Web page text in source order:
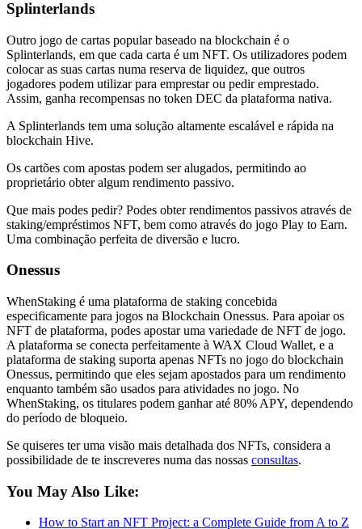
Splinterlands
Outro jogo de cartas popular baseado na blockchain é o
Splinterlands, em que cada carta é um NFT. Os utilizadores podem
colocar as suas cartas numa reserva de liquidez, que outros
jogadores podem utilizar para emprestar ou pedir emprestado.
Assim, ganha recompensas no token DEC da plataforma nativa.
A Splinterlands tem uma solução altamente escalável e rápida na
blockchain Hive.
Os cartões com apostas podem ser alugados, permitindo ao
proprietário obter algum rendimento passivo.
Que mais podes pedir? Podes obter rendimentos passivos através de
staking/empréstimos NFT, bem como através do jogo Play to Earn.
Uma combinação perfeita de diversão e lucro.
Onessus
WhenStaking é uma plataforma de staking concebida
especificamente para jogos na Blockchain Onessus. Para apoiar os
NFT de plataforma, podes apostar uma variedade de NFT de jogo.
A plataforma se conecta perfeitamente à WAX Cloud Wallet, e a
plataforma de staking suporta apenas NFTs no jogo do blockchain
Onessus, permitindo que eles sejam apostados para um rendimento
enquanto também são usados para atividades no jogo. No
WhenStaking, os titulares podem ganhar até 80% APY, dependendo
do período de bloqueio.
Se quiseres ter uma visão mais detalhada dos NFTs, considera a
possibilidade de te inscreveres numa das nossas consultas.
You May Also Like:
How to Start an NFT Project: a Complete Guide from A to Z